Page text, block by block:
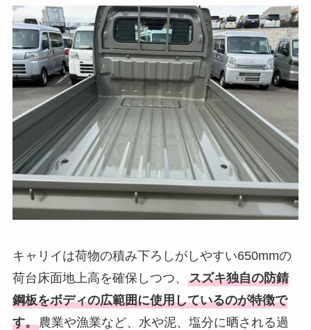
キャリイは荷物の積み下ろしがしやすい650mmの
荷台床面地上高を確保しつつ、 スズキ独自の防錆
鋼板をボディの広範囲に使用しているのが特徴で
す。農業や漁業など、水や泥、塩分に晒される過